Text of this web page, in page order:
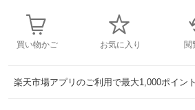
買い物かご お気に入り 閲
楽天市場アプリのご利用で最大1,000ポイン